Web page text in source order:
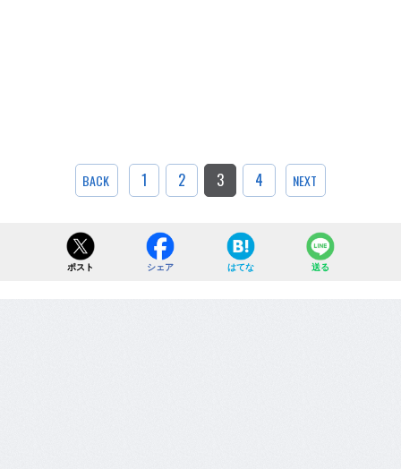
BACK 1 2 3 4 NEXT
ポスト シェア はてな 送る